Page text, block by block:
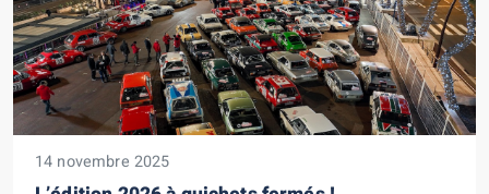
14 novembre 2025